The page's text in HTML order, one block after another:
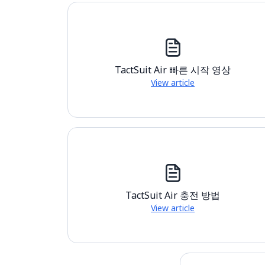
TactSuit Air 빠른 시작 영상
View article
TactSuit Air 충전 방법
View article